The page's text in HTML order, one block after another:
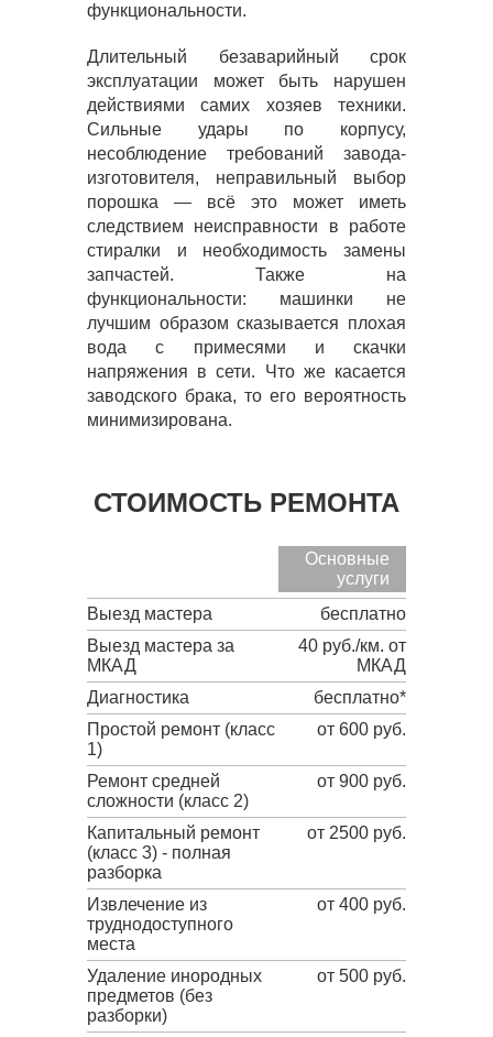
функциональности.
Длительный безаварийный срок
эксплуатации может быть нарушен
действиями самих хозяев техники.
Сильные удары по корпусу,
несоблюдение требований завода-
изготовителя, неправильный выбор
порошка — всё это может иметь
следствием неисправности в работе
стиралки и необходимость замены
запчастей. Также на
функциональности: машинки не
лучшим образом сказывается плохая
вода с примесями и скачки
напряжения в сети. Что же касается
заводского брака, то его вероятность
минимизирована.
СТОИМОСТЬ РЕМОНТА
Основные
услуги
Выезд мастера
бесплатно
Выезд мастера за
МКАД
40 руб./км. от
МКАД
Диагностика
бесплатно*
Простой ремонт (класс
1)
от 600 руб.
Ремонт средней
сложности (класс 2)
от 900 руб.
Капитальный ремонт
(класс 3) - полная
разборка
от 2500 руб.
Извлечение из
труднодоступного
места
от 400 руб.
Удаление инородных
предметов (без
разборки)
от 500 руб.